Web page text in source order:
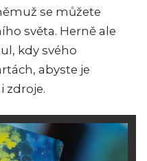
se můžete
světa. Herně ale
kdy svého
abyste je
zdroje.